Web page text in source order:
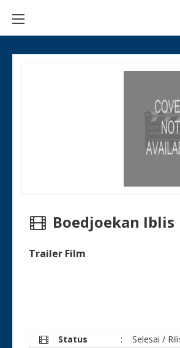
Boedjoekan
Trailer Film
Status :
Selesai /